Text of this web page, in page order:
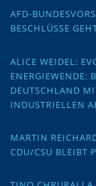
AFD-
BESCHLÜSSE
ALICE WEIDEL:
ENERGIEWENDE:
DEUTSCHLAND
INDUSTRIELLEN
MARTIN
CDU/CSU BLEIBT